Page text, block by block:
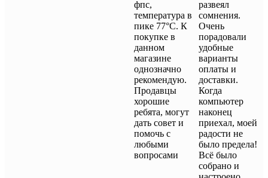
фпс,
температура в
пике 77°C. К
покупке в
данном
магазине
однозначно
рекомендую.
Продавцы
хорошие
ребята, могут
дать совет и
помочь с
любыми
вопросами
развеял
сомнения.
Очень
порадовали
удобные
варианты
оплаты и
доставки.
Когда
компьютер
наконец
приехал, моей
радости не
было предела!
Всё было
собрано и